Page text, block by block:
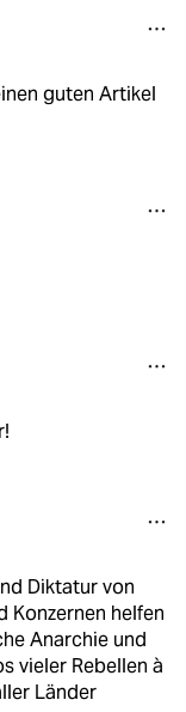
guten Artikel
Diktatur von
Konzernen helfen
Anarchie und
vieler Rebellen à
Länder